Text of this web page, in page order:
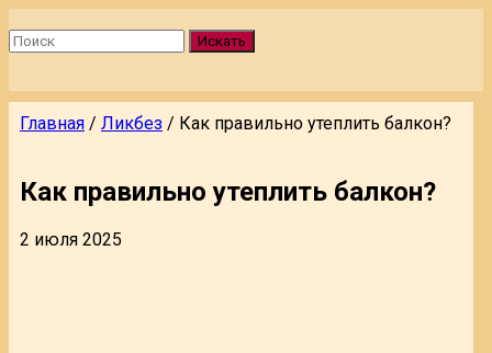
Искать
Главная / Ликбез / Как правильно утеплить балкон?
Как правильно утеплить балкон?
2 июля 2025